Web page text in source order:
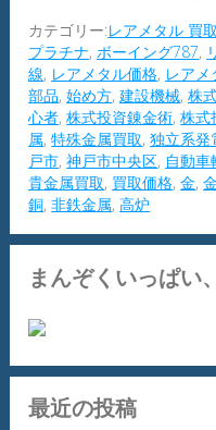
カテゴリー:レアメタル 買取
プラチナ,ボーイング787,
線, レアメタル価格, レアメ
部品,始め方,建設機械,株
心者,株式投資錬金術,株式
属,特殊金属買取,独立系発
戸市,神戸市中央区, 自動車
貴金属買取, 買取価格,金,
銅,非鉄金属,高炉
まんぞくいっぱい
最近の投稿